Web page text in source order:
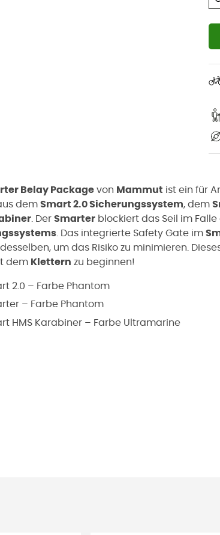
Belay Package von Mammut ist ein für
dem Smart 2.0 Sicherungssystem, dem
. Der Smarter blockiert das Seil im
. Das integrierte Safety Gate im
um das Risiko zu minimieren.
dem Klettern zu beginnen!
2.0 – Farbe Phantom
– Farbe Phantom
HMS Karabiner – Farbe Ultramarine